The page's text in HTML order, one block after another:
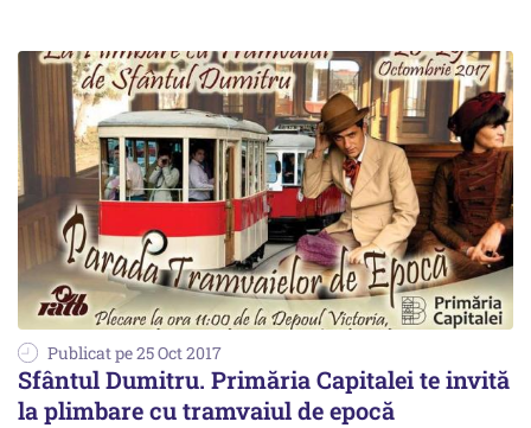
Publicat pe 25 Oct 2017
Sfântul Dumitru. Primăria Capitalei te invită
la plimbare cu tramvaiul de epocă